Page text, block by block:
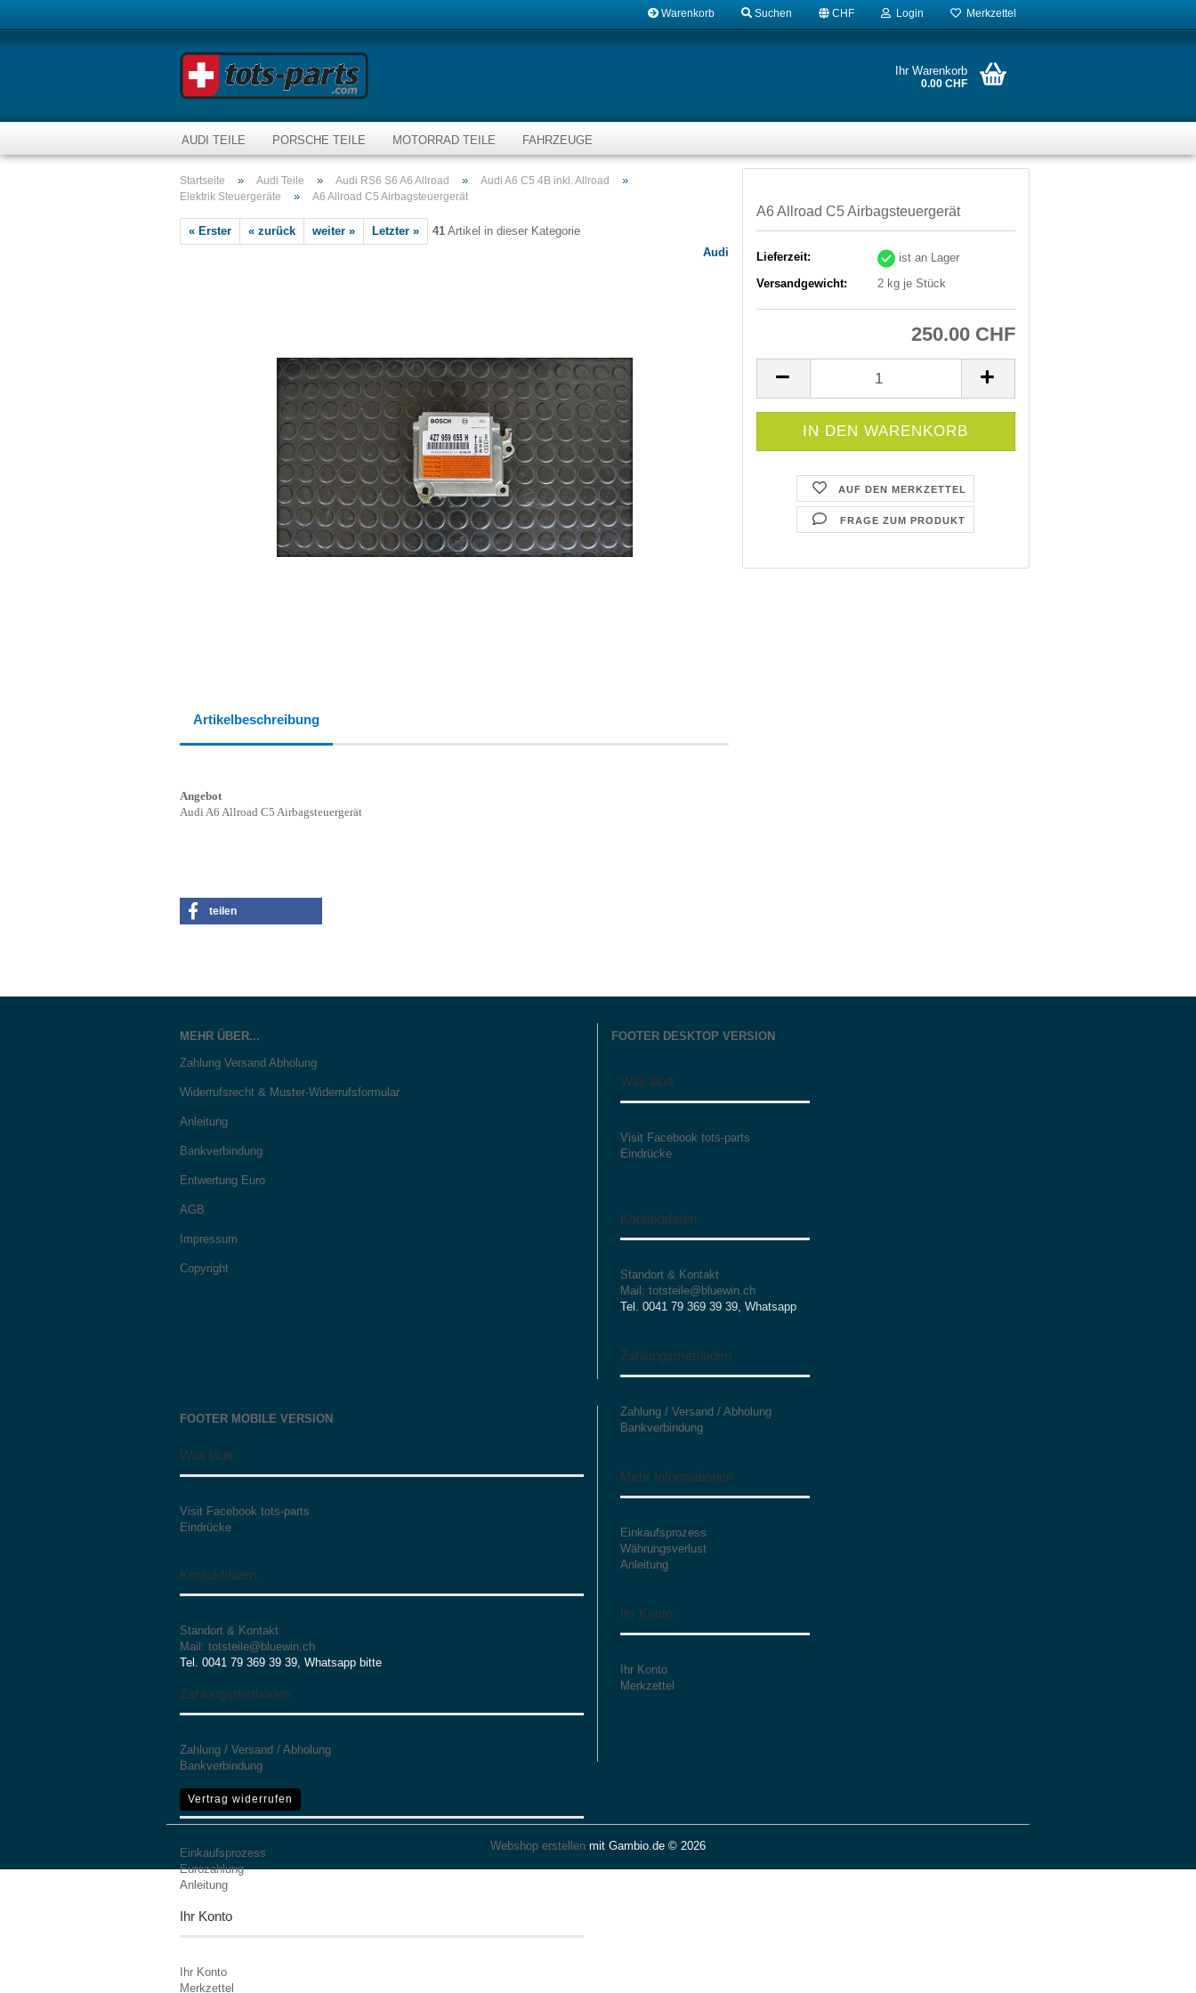
Warenkorb Suchen CHF Login Merkzettel
Ihr Warenkorb
0.00 CHF
AUDI TEILE PORSCHE TEILE MOTORRAD TEILE FAHRZEUGE
Startseite » Audi Teile » Audi RS6 S6 A6 Allroad » Audi A6 C5 4B inkl. Allroad »
Elektrik Steuergeräte » A6 Allroad C5 Airbagsteuergerät
« Erster « zurück weiter » Letzter » 41 Artikel in dieser Kategorie
Audi
A6 Allroad C5 Airbagsteuergerät
Lieferzeit:
ist an Lager
Versandgewicht:
2 kg je Stück
250.00 CHF
AUF DEN MERKZETTEL
FRAGE ZUM PRODUKT
Artikelbeschreibung
Angebot
Audi A6 Allroad C5 Airbagsteuergerät
teilen
MEHR ÜBER...
Zahlung Versand Abholung
Widerrufsrecht & Muster-Widerrufsformular
Anleitung
Bankverbindung
Entwertung Euro
AGB
Impressum
Copyright
FOOTER DESKTOP VERSION
Was läuft
Visit Facebook tots-parts
Eindrücke
Kontaktdaten
Standort & Kontakt
Mail: totsteile@bluewin.ch
Tel. 0041 79 369 39 39, Whatsapp
Zahlungsmethoden
Zahlung / Versand / Abholung
Bankverbindung
Mehr Informationen
Einkaufsprozess
Währungsverlust
Anleitung
Ihr Konto
Ihr Konto
Merkzettel
FOOTER MOBILE VERSION
Was läuft
Visit Facebook tots-parts
Eindrücke
Kontaktdaten
Standort & Kontakt
Mail: totsteile@bluewin.ch
Tel. 0041 79 369 39 39, Whatsapp bitte
Zahlungsmethoden
Zahlung / Versand / Abholung
Bankverbindung
Mehr Informationen
Einkaufsprozess
Eurozahlung
Anleitung
Ihr Konto
Ihr Konto
Merkzettel
Vertrag widerrufen
Webshop erstellen mit Gambio.de © 2026